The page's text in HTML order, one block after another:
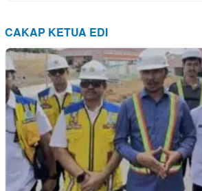
CAKAP KETUA EDI